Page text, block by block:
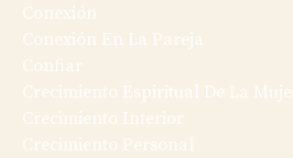
Conexión
Conexión En La Pareja
Confiar
Crecimiento Espiritual De La
Crecimiento Interior
Crecimiento Personal